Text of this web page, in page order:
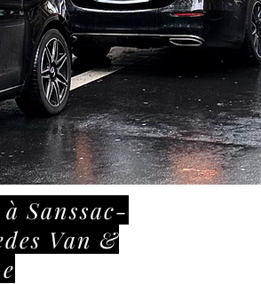
Sanssac-
Van &